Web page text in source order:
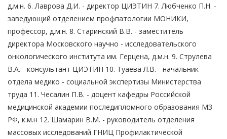
д.м.н. 6. Лаврова Д.И. - директор ЦИЭТИН 7. Любченко П.Н. -
заведующий отделением профпатологии МОНИКИ,
профессор, д.м.н. 8. Старинский В.В. - заместитель
директора Московского научно - исследовательского
онкологического института им. Герцена, д.м.н. 9. Струлева
В.А. - консультант ЦИЭТИН 10. Туаева Л.В. - начальник
отдела медико - социальной экспертизы Министерства
труда 11. Чесалин П.В. - доцент кафедры Российской
медицинской академии последипломного образования МЗ
РФ, к.м.н 12. Шамарин В.М. - руководитель отделения
массовых исследований ГНИЦ Профилактической